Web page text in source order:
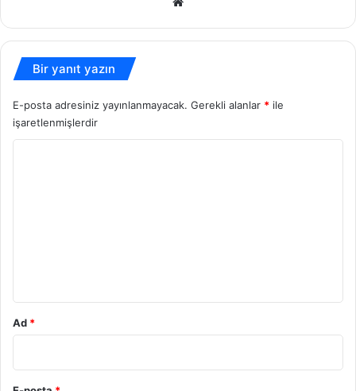
Bir yanıt yazın
E-posta adresiniz yayınlanmayacak. Gerekli alanlar * ile
işaretlenmişlerdir
Ad *